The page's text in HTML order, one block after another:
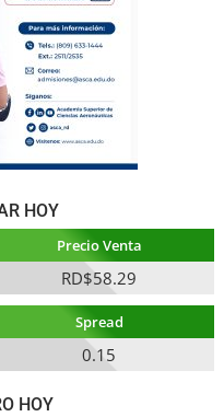
HOY
Precio Venta
RD$58.29
Spread
0.15
HOY